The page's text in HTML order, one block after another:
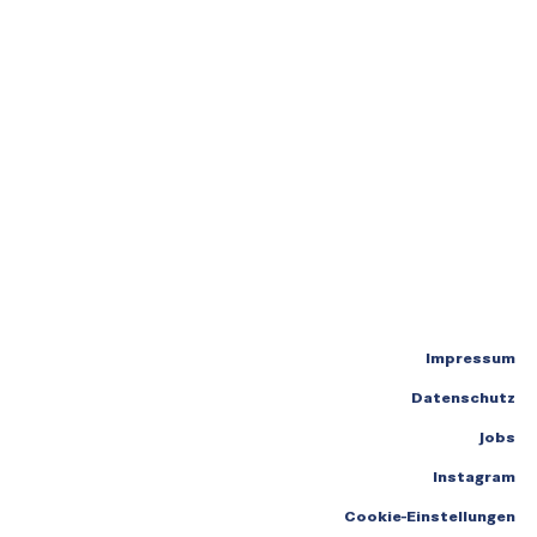
Impressum
Datenschutz
Jobs
Instagram
Cookie-Einstellungen